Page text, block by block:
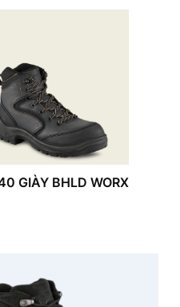
GIÀY BHLD WORX